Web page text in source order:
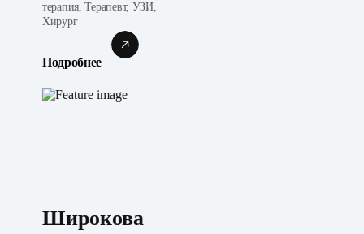
терапия, Терапевт, УЗИ,
Хирург
Подробнее
Широкова